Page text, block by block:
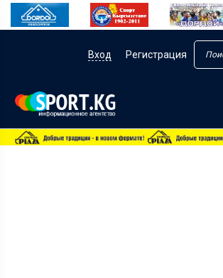
Вход Регистрация